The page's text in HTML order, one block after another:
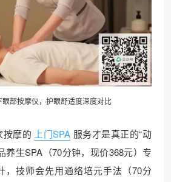
部按摩仪，护眼舒适度深度对比
按摩的 上门SPA 服务才是真正的“动
养生SPA（70分钟，现价368元）专
，技师会先用通络培元手法（70分